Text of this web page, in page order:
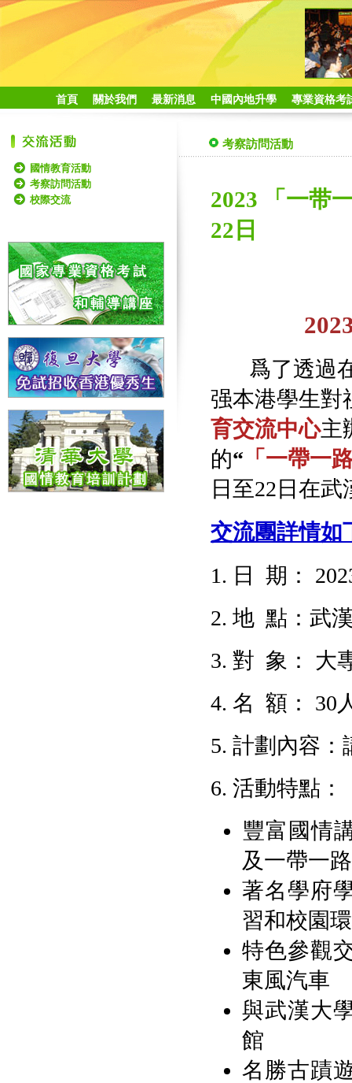
首頁 關於我們 最新消息 中國內地升學 專業資格考
國情教育活動
考察訪問活動
校際交流
考察訪問活動
2023 「一带
22日
爲了透過在
强本港學生對
育交流中心主
的“ 「一帶一
日至22日在武
交流團詳情如
1. 日 期：
2. 地 點：武
3. 對 象： 大
4. 名 額： 30
5. 計劃內容
6. 活動特點：
豐富國情
及一帶一
著名學府
習和校園
特色參觀
東風汽車
與武漢大
館
名勝古蹟